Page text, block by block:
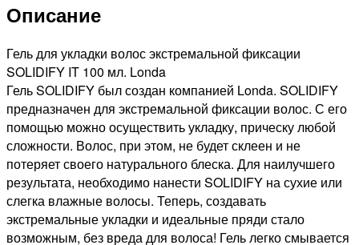
для
волос
экстремальной
фиксации,
100мл
Описание
Гель для укладки волос экстремальной фиксации
SOLIDIFY IT 100 мл. Londa
Гель SOLIDIFY был создан компанией Londa. SOLIDIFY
предназначен для экстремальной фиксации волос. С его
помощью можно осуществить укладку, прическу любой
сложности. Волос, при этом, не будет склеен и не
потеряет своего натурального блеска. Для наилучшего
результата, необходимо нанести SOLIDIFY на сухие или
слегка влажные волосы. Теперь, создавать
экстремальные укладки и идеальные пряди стало
возможным, без вреда для волоса! Гель легко смывается